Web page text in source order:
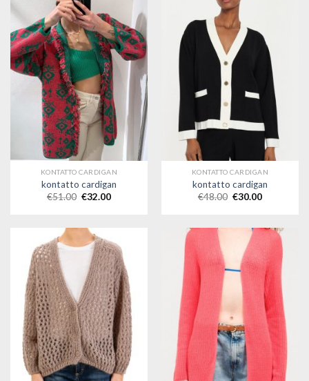
KONTATTO CARDIGAN
kontatto cardigan
€51.00 €32.00
KONTATTO CARDIGAN
kontatto cardigan
€48.00 €30.00